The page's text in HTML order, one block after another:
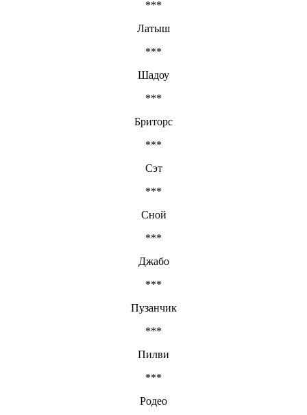
***
Латыш
***
Шадоу
***
Бриторс
***
Сэт
***
Сной
***
Джабо
***
Пузанчик
***
Пилви
***
Родео